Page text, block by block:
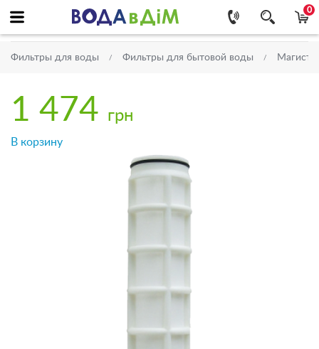
0
Фильтры для воды Фильтры для бытовой воды
1 474 грн
В корзину